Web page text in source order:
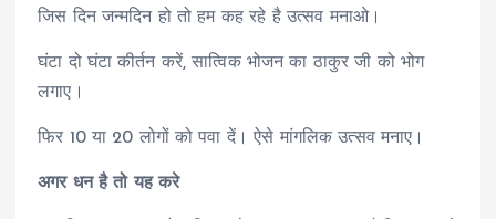
जिस दिन जन्मदिन हो तो हम कह रहे है उत्सव मनाओ।
घंटा दो घंटा कीर्तन करें, सात्विक भोजन का ठाकुर जी को भोग
लगाए।
फिर 10 या 20 लोगों को पवा दें। ऐसे मांगलिक उत्सव मनाए।
अगर धन है तो यह करे